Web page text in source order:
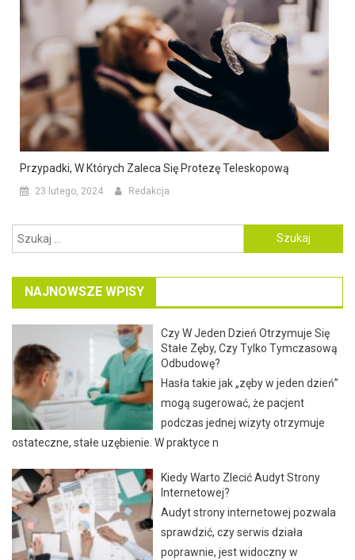
Przypadki, W Których Zaleca Się Protezę Teleskopową
23 lutego, 2024 Redakcja
Szukaj:
NAJNOWSZE WPISY
Czy W Jeden Dzień Otrzymuje Się
Stałe Zęby, Czy Tylko Tymczasową
Odbudowę?
Hasła takie jak „zęby w jeden dzień”
mogą sugerować, że pacjent
podczas jednej wizyty otrzymuje
ostateczne, stałe uzębienie. W praktyce n
Kiedy Warto Zlecić Audyt Strony
Internetowej?
Audyt strony internetowej pozwala
sprawdzić, czy serwis działa
poprawnie, jest widoczny w